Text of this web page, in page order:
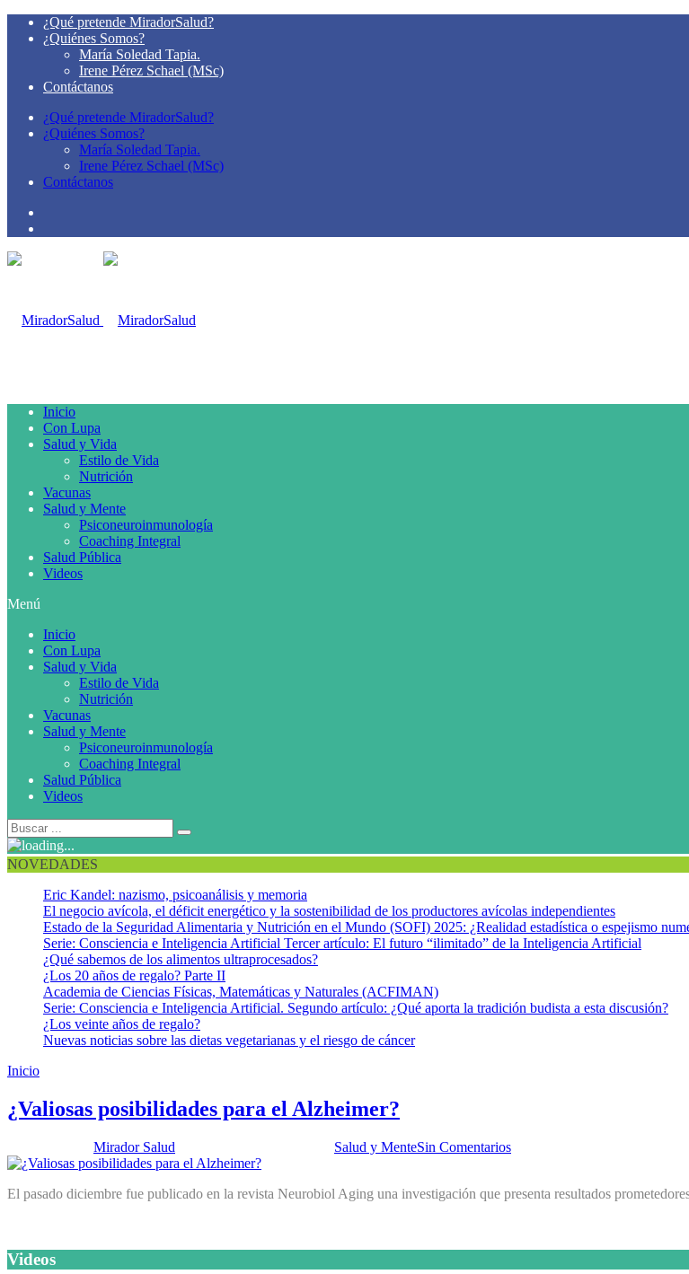
¿Qué pretende MiradorSalud?
¿Quiénes Somos?
María Soledad Tapia.
Irene Pérez Schael (MSc)
Contáctanos
¿Qué pretende MiradorSalud?
¿Quiénes Somos?
María Soledad Tapia.
Irene Pérez Schael (MSc)
Contáctanos
Inicio
Con Lupa
Salud y Vida
Estilo de Vida
Nutrición
Vacunas
Salud y Mente
Psiconeuroinmunología
Coaching Integral
Salud Pública
Videos
Menú
Inicio
Con Lupa
Salud y Vida
Estilo de Vida
Nutrición
Vacunas
Salud y Mente
Psiconeuroinmunología
Coaching Integral
Salud Pública
Videos
NOVEDADES
Eric Kandel: nazismo, psicoanálisis y memoria
El negocio avícola, el déficit energético y la sostenibilidad de los productores avícolas independientes
Estado de la Seguridad Alimentaria y Nutrición en el Mundo (SOFI) 2025: ¿Realidad estadística o espejismo
Serie: Consciencia e Inteligencia Artificial Tercer artículo: El futuro “ilimitado” de la Inteligencia Artificial
¿Qué sabemos de los alimentos ultraprocesados?
¿Los 20 años de regalo? Parte II
Academia de Ciencias Físicas, Matemáticas y Naturales (ACFIMAN)
Serie: Consciencia e Inteligencia Artificial. Segundo artículo: ¿Qué aporta la tradición budista a esta discusión?
¿Los veinte años de regalo?
Nuevas noticias sobre las dietas vegetarianas y el riesgo de cáncer
Inicio
¿Valiosas posibilidades para el Alzheimer?
Mirador Salud Salud y MenteSin Comentarios
El pasado diciembre fue publicado en la revista Neurobiol Aging una investigación que presenta resultados
Videos